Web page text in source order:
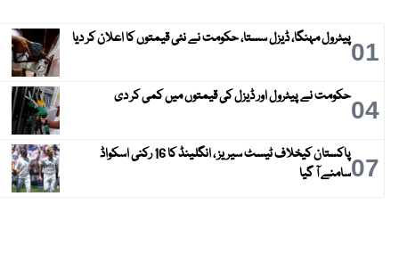
01پیٹرول مہنگا، ڈیزل سستا، حکومت نے نئی قیمتوں کا اعلان کر دیا
04حکومت نے پیٹرول اور ڈیزل کی قیمتوں میں کمی کر دی
07
پاکستان کیخلاف ٹیسٹ سیریز ، انگلینڈ کا 16 رکنی اسکواڈ
سامنے آ گیا